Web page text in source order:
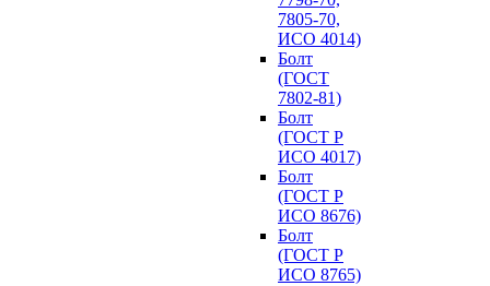
7805-70,
ИСО 4014)
Болт
(ГОСТ
7802-81)
Болт
(ГОСТ Р
ИСО 4017)
Болт
(ГОСТ Р
ИСО 8676)
Болт
(ГОСТ Р
ИСО 8765)